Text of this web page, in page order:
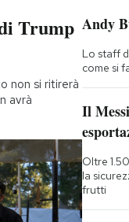
Trump
non si ritirerà
avrà
Andy
Lo staff
come si
Il
Oltre
la
frutti